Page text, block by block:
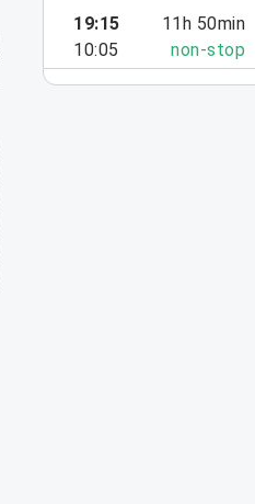
19:15
10:05
11h 50min
non-stop